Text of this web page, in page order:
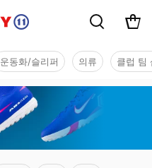
운동화/슬리퍼 의류 클럽 팀